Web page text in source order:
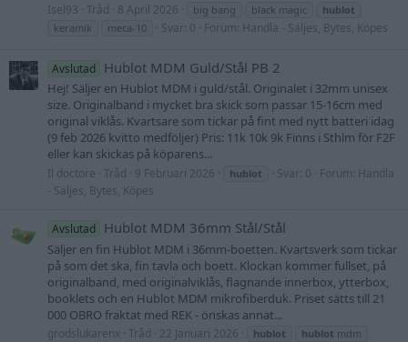
Isel93 Tråd 8 April 2026 big bang black magic
hublot
keramik
meca-10 Svar: 0 Forum: Handla - Säljes, Bytes, Köpes
Avslutad Hublot MDM Guld/Stål PB 2
Hej! Säljer en Hublot MDM i guld/stål. Originalet i 32mm unisex
size. Originalband i mycket bra skick som passar 15-16cm med
original viklås. Kvartsare som tickar på fint med nytt batteri idag
(9 feb 2026 kvitto medföljer) Pris: 11k 10k 9k Finns i Sthlm för F2F
eller kan skickas på köparens...
Il doctore Tråd 9 Februari 2026 hublot Svar: 0 Forum: Handla
- Säljes, Bytes, Köpes
Avslutad Hublot MDM 36mm Stål/Stål
Säljer en fin Hublot MDM i 36mm-boetten. Kvartsverk som tickar
på som det ska, fin tavla och boett. Klockan kommer fullset, på
originalband, med originalviklås, flagnande innerbox, ytterbox,
booklets och en Hublot MDM mikrofiberduk. Priset sätts till 21
000 OBRO fraktat med REK - önskas annat...
grodslukarenx Tråd 22 Januari 2026 hublot hublot mdm